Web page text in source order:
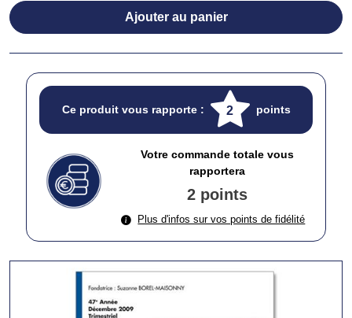
Ajouter au panier
Ce produit vous rapporte : 2 points
Votre commande totale vous
rapportera
2 points
Plus d'infos sur vos points de fidélité